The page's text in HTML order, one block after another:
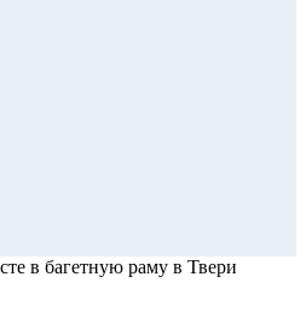
в багетную раму в Твери